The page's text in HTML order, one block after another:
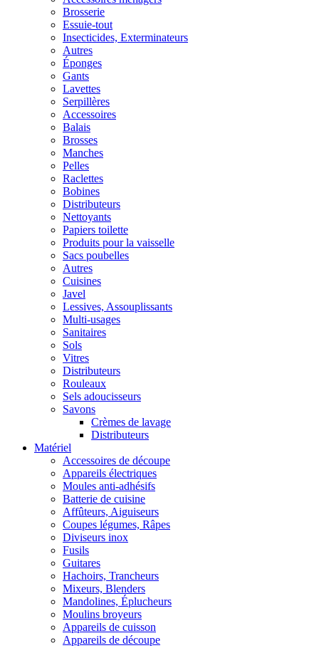
Brosserie
Essuie-tout
Insecticides, Exterminateurs
Autres
Éponges
Gants
Lavettes
Serpillères
Accessoires
Balais
Brosses
Manches
Pelles
Raclettes
Bobines
Distributeurs
Nettoyants
Papiers toilette
Produits pour la vaisselle
Sacs poubelles
Autres
Cuisines
Javel
Lessives, Assouplissants
Multi-usages
Sanitaires
Sols
Vitres
Distributeurs
Rouleaux
Sels adoucisseurs
Savons
Crèmes de lavage
Distributeurs
Matériel
Accessoires de découpe
Appareils électriques
Moules anti-adhésifs
Batterie de cuisine
Affûteurs, Aiguiseurs
Coupes légumes, Râpes
Diviseurs inox
Fusils
Guitares
Hachoirs, Trancheurs
Mixeurs, Blenders
Mandolines, Éplucheurs
Moulins broyeurs
Appareils de cuisson
Appareils de découpe